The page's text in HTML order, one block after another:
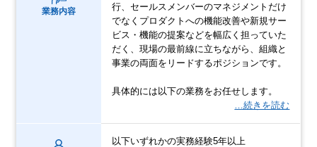
業務内容
行、セールスメンバーのマネジメントだけ
でなくプロダクトへの機能改善や新規サー
ビス・機能の提案などを幅広く担っていた
だく、現場の最前線に立ちながら、組織と
事業の両面をリードするポジションです。
具体的には以下の業務をお任せします。
…続きを読む
以下いずれかの実務経験5年以上